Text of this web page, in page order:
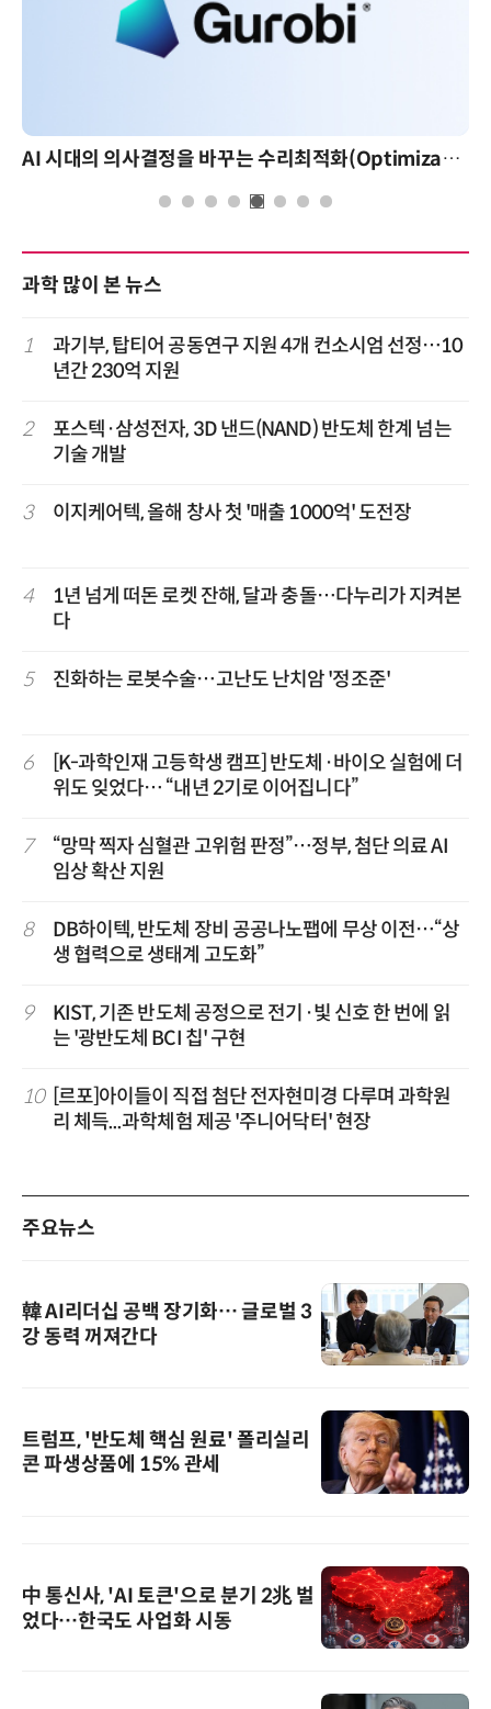
AI 시대의 의사결정을 바꾸는 수리최적화(Optimization): 실제 산업 적용 사례와 활용 전략
과학 많이 본 뉴스
1
과기부, 탑티어 공동연구 지원 4개 컨소시엄 선정…10
년간 230억 지원
2
포스텍·삼성전자, 3D 낸드(NAND) 반도체 한계 넘는
기술 개발
3 이지케어텍, 올해 창사 첫 '매출 1000억' 도전장
4
1년 넘게 떠돈 로켓 잔해, 달과 충돌…다누리가 지켜본
다
5 진화하는 로봇수술…고난도 난치암 '정조준'
6
[K-과학인재 고등학생 캠프] 반도체·바이오 실험에 더
위도 잊었다… “내년 2기로 이어집니다”
7
“망막 찍자 심혈관 고위험 판정”…정부, 첨단 의료 AI
임상 확산 지원
8
DB하이텍, 반도체 장비 공공나노팹에 무상 이전…“상
생 협력으로 생태계 고도화”
9
KIST, 기존 반도체 공정으로 전기·빛 신호 한 번에 읽
는 '광반도체 BCI 칩' 구현
10 [르포]아이들이 직접 첨단 전자현미경 다루며 과학원
리 체득...과학체험 제공 '주니어닥터' 현장
주요뉴스
韓 AI리더십 공백 장기화… 글로벌 3
강 동력 꺼져간다
트럼프, '반도체 핵심 원료' 폴리실리
콘 파생상품에 15% 관세
中 통신사, 'AI 토큰'으로 분기 2兆 벌
었다…한국도 사업화 시동